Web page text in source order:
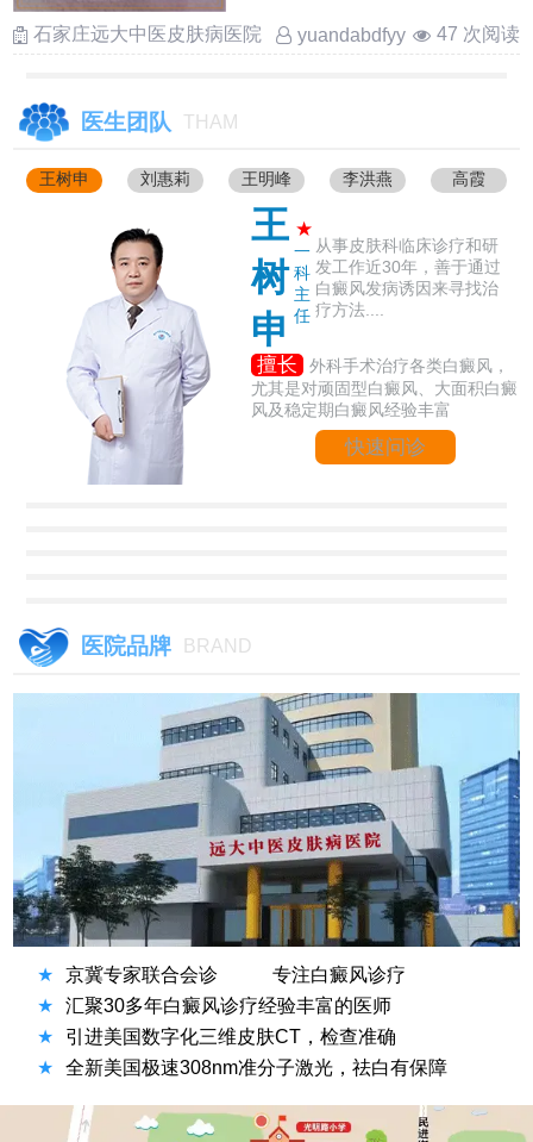
石家庄远大中医皮肤病医院
yuandabdfyy 47 次阅读
医生团队 THAM
王树申 刘惠莉 王明峰 李洪燕 高霞
王
树
申
★
一
科
主
任
从事皮肤科临床诊疗和研
发工作近30年，善于通过
白癜风发病诱因来寻找治
疗方法....
擅长
外科手术治疗各类白癜风，
尤其是对顽固型白癜风、大面积白癜
风及稳定期白癜风经验丰富
快速问诊
医院品牌 BRAND
★ 京冀专家联合会诊
专注白癜风诊疗
★
汇聚30多年白癜风诊疗经验丰富的医师
★
引进美国数字化三维皮肤CT，检查准确
★
全新美国极速308nm准分子激光，祛白有保障